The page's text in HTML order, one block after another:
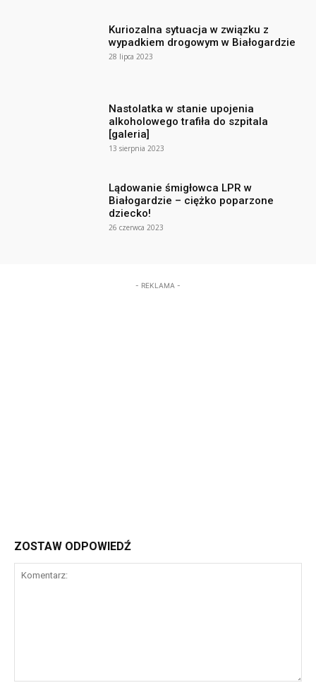
Kuriozalna sytuacja w związku z
wypadkiem drogowym w Białogardzie
28 lipca 2023
Nastolatka w stanie upojenia
alkoholowego trafiła do szpitala
[galeria]
13 sierpnia 2023
Lądowanie śmigłowca LPR w
Białogardzie – ciężko poparzone
dziecko!
26 czerwca 2023
- REKLAMA -
ZOSTAW ODPOWIEDŹ